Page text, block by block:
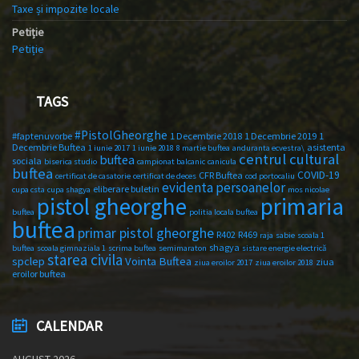
Taxe și impozite locale
Petiție
Petiție
TAGS
#faptenuvorbe #PistolGheorghe 1 Decembrie 2018 1 Decembrie 2019 1
Decembrie Buftea 1 iunie 2017 1 iunie 2018 8 martie buftea anduranta ecvestra\ asistenta
sociala biserica studio buftea campionat balcanic canicula centrul cultural
buftea certificat de casatorie certificat de deces CFR Buftea cod portocaliu COVID-19
cupa csta cupa shagya eliberare buletin evidenta persoanelor mos nicolae
buftea pistol gheorghe politia locala buftea primaria
buftea primar pistol gheorghe R402 R469 raja sabie scoala 1
buftea scoala gimnaziala 1 scrima buftea semimaraton shagya sistare energie electrică
spclep starea civila Vointa Buftea ziua eroilor 2017 ziua eroilor 2018 ziua
eroilor buftea
CALENDAR